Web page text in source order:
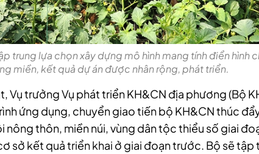
trung lựa chọn xây dựng mô hình mang tính điển hình
miền, kết quả dự án được nhân rộng, phát triển.
Vụ trưởng Vụ phát triển KH&CN địa phương (Bộ
ứng dụng, chuyển giao tiến bộ KH&CN thúc
nông thôn, miền núi, vùng dân tộc thiểu số giai
sở kết quả triển khai ở giai đoạn trước. Bộ sẽ tập